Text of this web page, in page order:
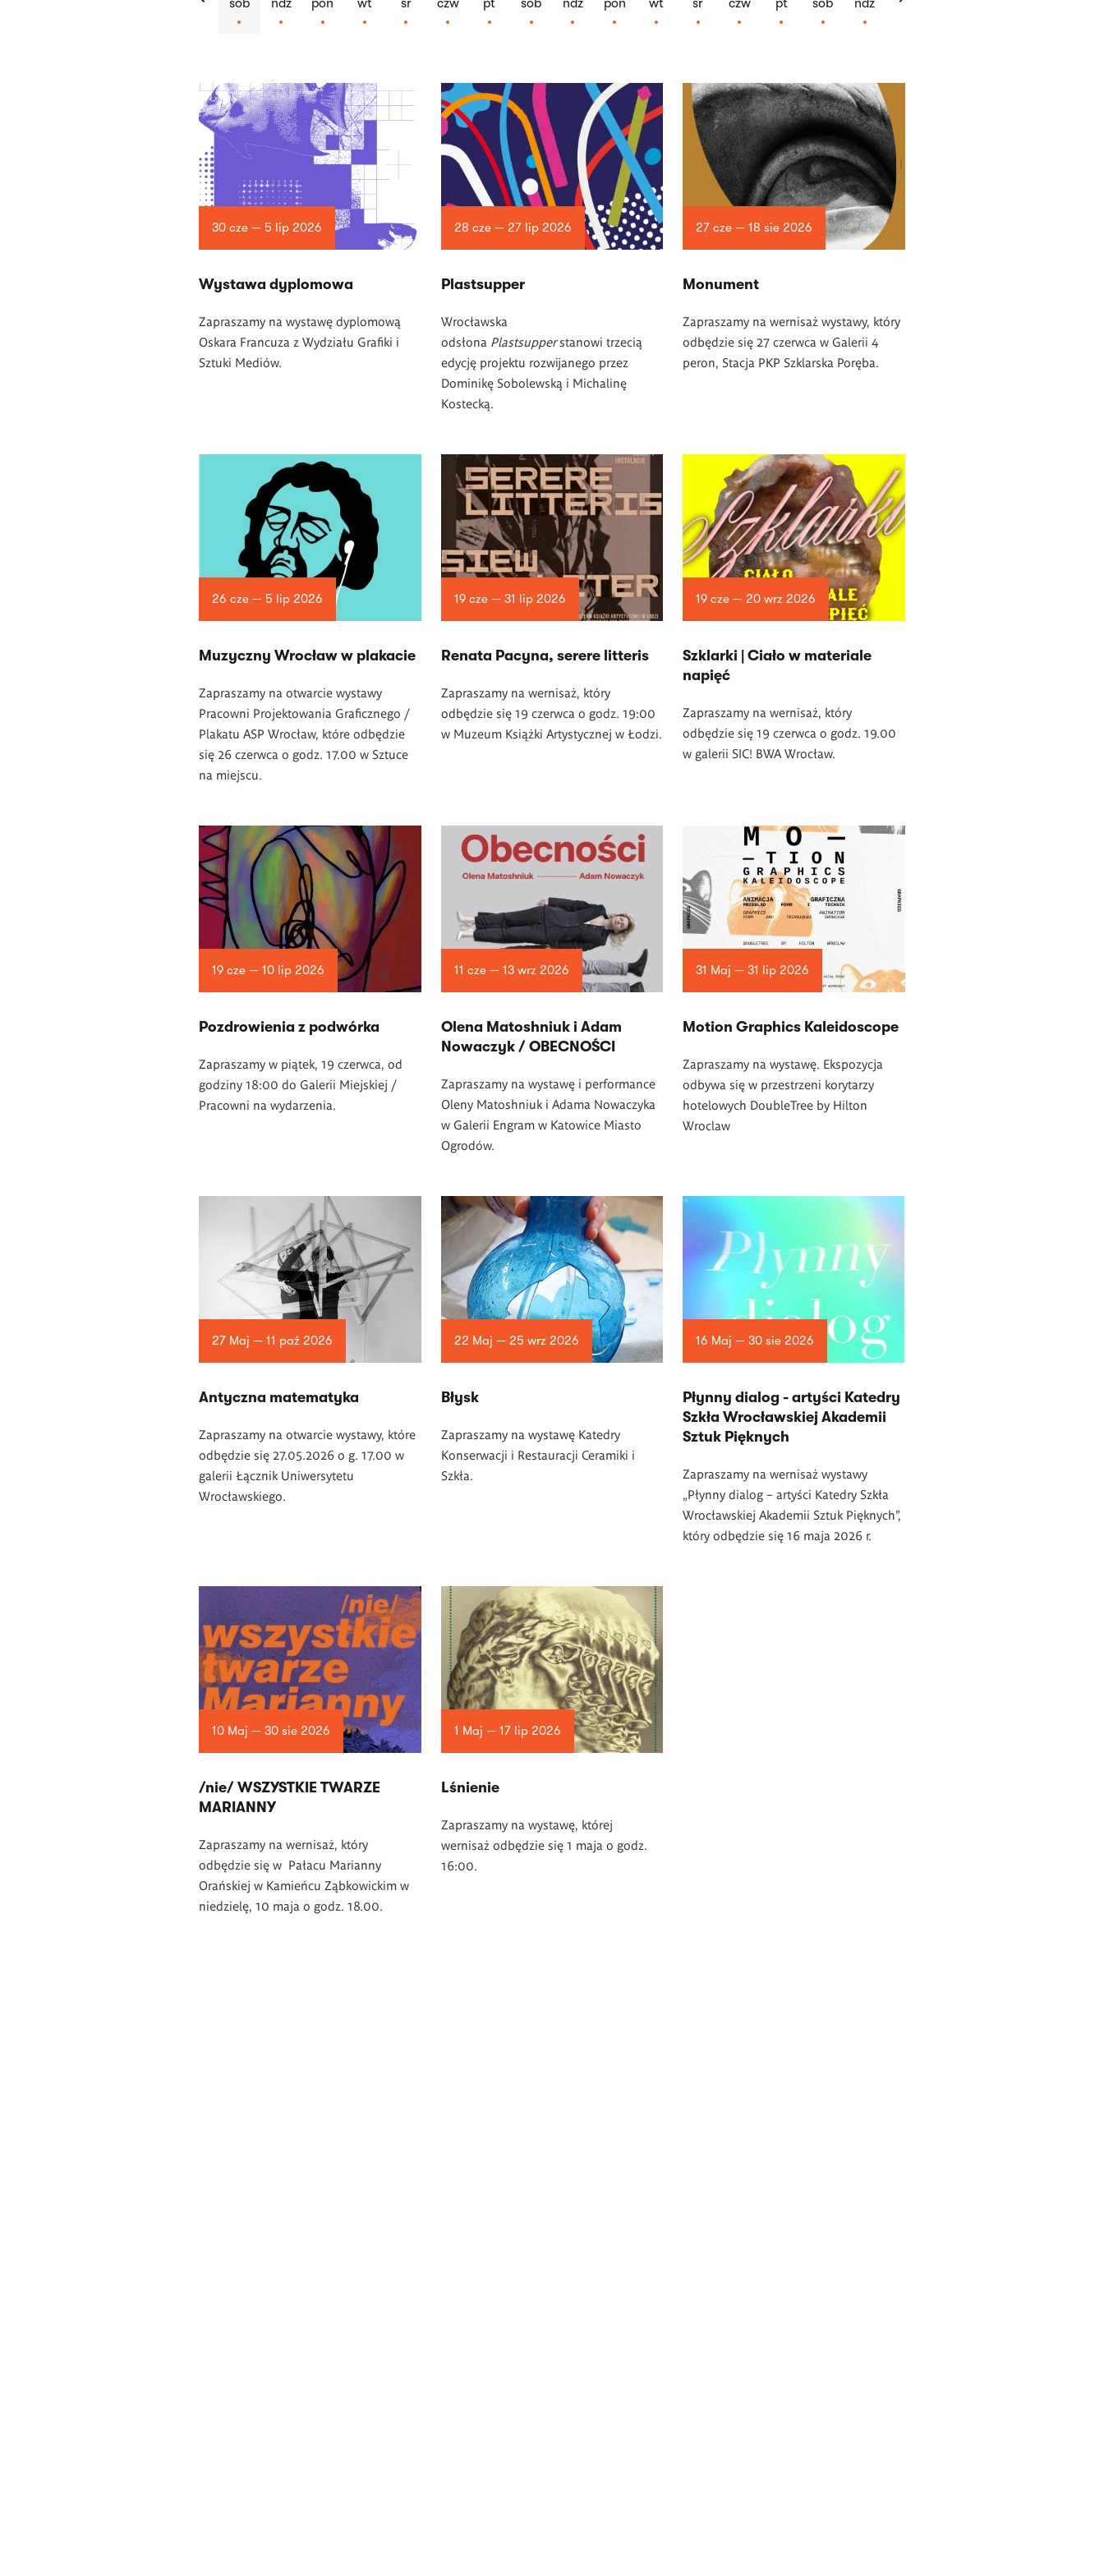
sob
ndz
pon
wt
śr
czw
pt
sob
ndz
pon
wt
śr
czw
pt
sob
ndz
Lista
artykułów
30 cze — 5 lip 2026
Wystawa dyplomowa
Zapraszamy na wystawę dyplomową
Oskara Francuza z Wydziału Grafiki i
Sztuki Mediów.
28 cze — 27 lip 2026
Plastsupper
Wrocławska
odsłona Plastsupperstanowi trzecią
edycję projektu rozwijanego przez
Dominikę Sobolewską i Michalinę
Kostecką.
27 cze — 18 sie 2026
Monument
Zapraszamy na wernisaż wystawy, który
odbędzie się 27 czerwca w Galerii 4
peron, Stacja PKP Szklarska Poręba.
26 cze — 5 lip 2026
Muzyczny Wrocław w plakacie
Zapraszamy na otwarcie wystawy
Pracowni Projektowania Graficznego /
Plakatu ASP Wrocław, które odbędzie
się 26 czerwca o godz. 17.00 w Sztuce
na miejscu.
19 cze — 31 lip 2026
Renata Pacyna, serere litteris
Zapraszamy na wernisaż, który
odbędzie się 19 czerwca o godz. 19:00
w Muzeum Książki Artystycznej w Łodzi.
19 cze — 20 wrz 2026
­Szklarki | Ciało w materiale
napięć
Zapraszamy na wernisaż, który
odbędzie się 19 czerwca o godz. 19.00
wgalerii SIC! BWA Wrocław.
19 cze — 10 lip 2026
Pozdrowienia z podwórka
Zapraszamy w piątek, 19 czerwca, od
godziny 18:00 do Galerii Miejskiej /
Pracowni na wydarzenia.
11 cze — 13 wrz 2026
Olena Matoshniuk i Adam
Nowaczyk / OBECNOŚCI
Zapraszamy na wystawę i performance
Oleny Matoshniuk i Adama Nowaczyka
w Galerii Engram w Katowice Miasto
Ogrodów.
31 Maj — 31 lip 2026
Motion Graphics Kaleidoscope
Zapraszamy na wystawę. Ekspozycja
odbywa się w przestrzeni korytarzy
hotelowych DoubleTree by Hilton
Wroclaw
27 Maj — 11 paź 2026
Antyczna matematyka
Zapraszamy na otwarcie wystawy, które
odbędzie się 27.05.2026 o g. 17.00 w
galerii Łącznik Uniwersytetu
Wrocławskiego.
22 Maj — 25 wrz 2026
Błysk
Zapraszamy na wystawę Katedry
Konserwacji i Restauracji Ceramiki i
Szkła.
16 Maj — 30 sie 2026
Płynny dialog - artyści Katedry
Szkła Wrocławskiej Akademii
Sztuk Pięknych
Zapraszamy na wernisaż wystawy
„Płynny dialog – artyści Katedry Szkła
Wrocławskiej Akademii Sztuk Pięknych”,
który odbędzie się 16 maja 2026 r.
10 Maj — 30 sie 2026
/nie/ WSZYSTKIE TWARZE
MARIANNY
Zapraszamy na wernisaż, który
odbędzie się w Pałacu Marianny
Orańskiej w Kamieńcu Ząbkowickim w
niedzielę, 10 maja o godz. 18.00.
1 Maj — 17 lip 2026
Lśnienie
Zapraszamy na wystawę, której
wernisaż odbędzie się 1 maja o godz.
16:00.